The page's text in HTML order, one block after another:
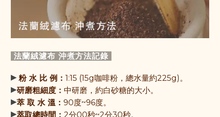
法蘭絨濾布 沖煮方法記錄
▸ 粉 水 比 例： 1:15 (15g咖啡粉，總水量約225g)。
▸研磨粗細度： 中研磨，約白砂糖的大小。
▸萃 取 水 溫： 90度~96度。
▸萃取總時間： 2分00秒~2分30秒。